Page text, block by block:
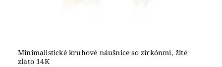
Minimalistické kruhové náušnice so zirkónmi, žlté
zlato 14K